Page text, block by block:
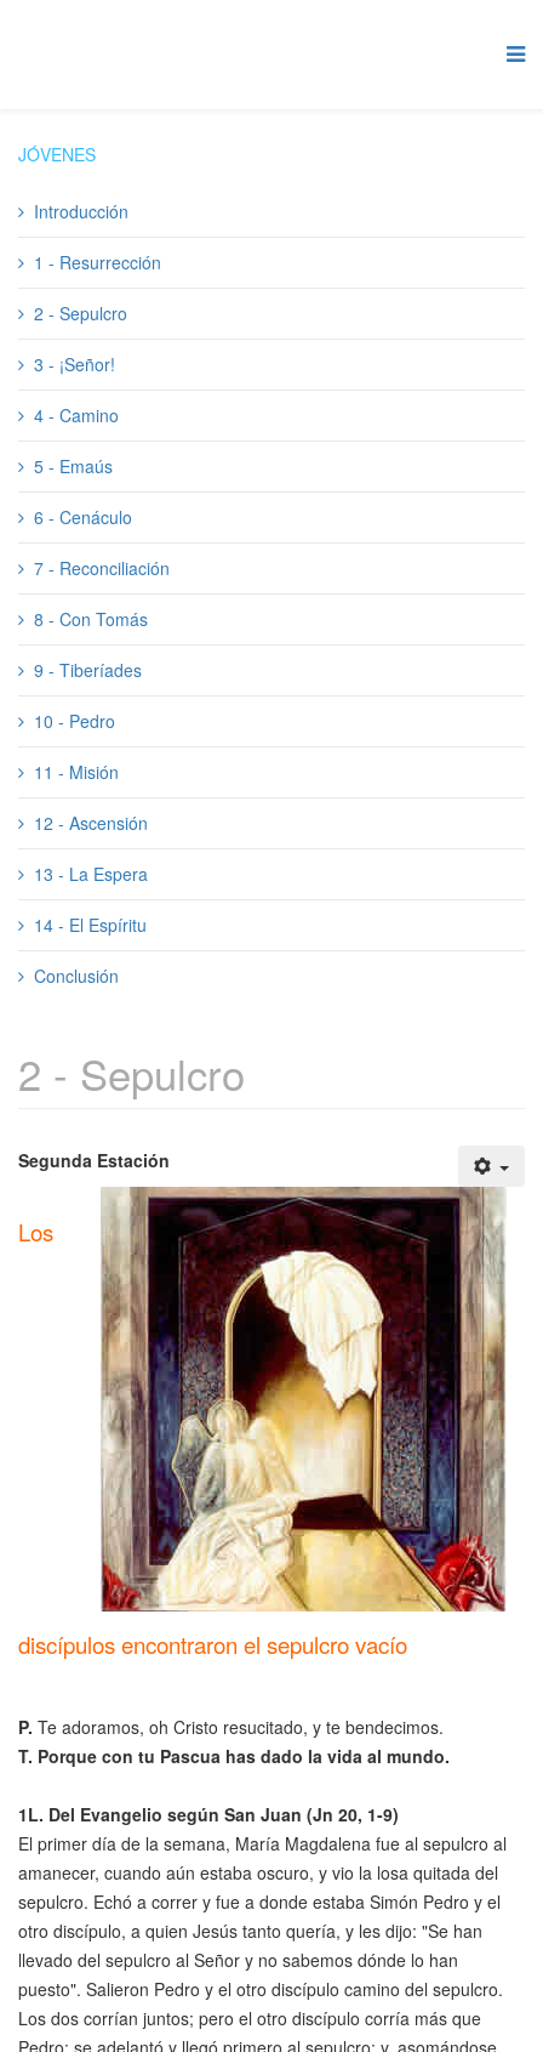
JÓVENES
Introducción
1 - Resurrección
2 - Sepulcro
3 - ¡Señor!
4 - Camino
5 - Emaús
6 - Cenáculo
7 - Reconciliación
8 - Con Tomás
9 - Tiberíades
10 - Pedro
11 - Misión
12 - Ascensión
13 - La Espera
14 - El Espíritu
Conclusión
2 - Sepulcro
Segunda Estación
Los
discípulos encontraron el sepulcro vacío
P. Te adoramos, oh Cristo resucitado, y te bendecimos.
T. Porque con tu Pascua has dado la vida al mundo.
1L. Del Evangelio según San Juan (Jn 20, 1-9)
El primer día de la semana, María Magdalena fue al sepulcro al
amanecer, cuando aún estaba oscuro, y vio la losa quitada del
sepulcro. Echó a correr y fue a donde estaba Simón Pedro y el
otro discípulo, a quien Jesús tanto quería, y les dijo: "Se han
llevado del sepulcro al Señor y no sabemos dónde lo han
puesto". Salieron Pedro y el otro discípulo camino del sepulcro.
Los dos corrían juntos; pero el otro discípulo corría más que
Pedro; se adelantó y llegó primero al sepulcro; y, asomándose,